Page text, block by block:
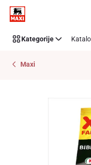
Preskoči link
Kategorije
Maxi